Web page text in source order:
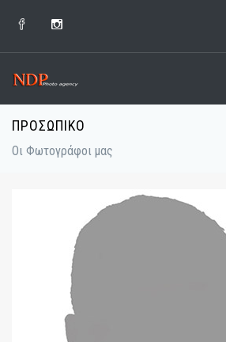
ΠΡΟΣΩΠΙΚΟ
Οι Φωτογράφοι μας